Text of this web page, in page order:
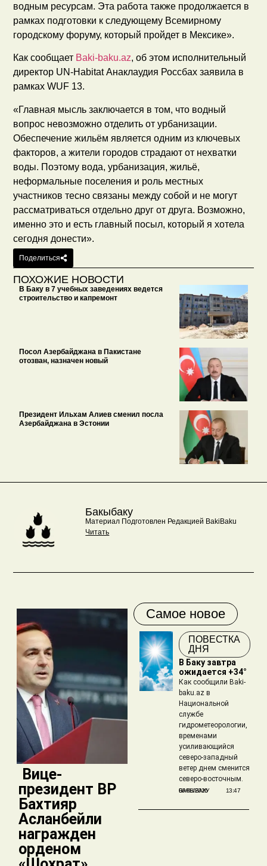
водным ресурсам. Эта работа также продолжается в
рамках подготовки к следующему Всемирному
городскому форуму, который пройдет в Мексике».
Как сообщает Baki-baku.az, об этом исполнительный
директор UN-Habitat Анаклаудия Россбах заявила в
рамках WUF 13.
«Главная мысль заключается в том, что водный
вопрос невозможно отделить от урбанизации.
Обеспечение жильём является одним из ключевых
факторов, а жители городов страдают от нехватки
воды. Поэтому вода, урбанизация, жильё,
неформальные поселения и роль местных
участников тесно связаны между собой и не могут
рассматриваться отдельно друг от друга. Возможно,
именно это и есть главный посыл, который я хотела
сегодня донести».
Поделиться
ПОХОЖИЕ НОВОСТИ
В Баку в 7 учебных заведениях ведется
строительство и капремонт
Посол Азербайджана в Пакистане
отозван, назначен новый
Президент Ильхам Алиев сменил посла
Азербайджана в Эстонии
Бакыбаку
Материал Подготовлен Редакцией BakiBaku
Читать
​ Вице-
президент BP
Бахтияр
Асланбейли
награжден
орденом
Самое новое
ПОВЕСТКА
ДНЯ
В Баку завтра
ожидается +34°
Как сообщили Baki-
baku.az в
Национальной
службе
гидрометеорологии,
временами
усиливающийся
северо-западный
ветер днем сменится
северо-восточным.
БАКЫБАКУ
06/08/2026 13:47